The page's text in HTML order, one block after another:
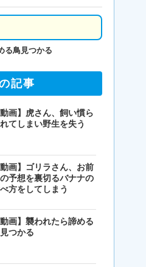
る鳥見つかる
記事
動画】虎さん、飼い慣ら
てしまい野生を失う
動画】ゴリラさん、お前
予想を裏切るバナナの
方をしてしまう
動画】襲われたら諦める
つかる